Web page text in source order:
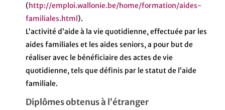
(http://emploi.wallonie.be/home/formation/aides-
familiales.html).
L’activité d’aide à la vie quotidienne, effectuée par les
aides familiales et les aides seniors, a pour but de
réaliser avec le bénéficiaire des actes de vie
quotidienne, tels que définis par le statut de l’aide
familiale.
Diplômes obtenus à l’étranger